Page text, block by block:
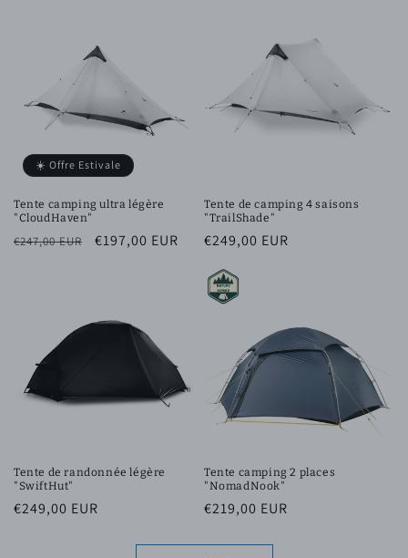
☀️ Offre Estivale
Tente camping ultra légère
"CloudHaven"
Prix
€247,00 EUR
Prix
€197,00 EUR
Tente de camping 4 saisons
"TrailShade"
Prix
€249,00 EUR
Tente de randonnée légère
"SwiftHut"
Prix
€249,00 EUR
Tente camping 2 places
"NomadNook"
Prix
€219,00 EUR